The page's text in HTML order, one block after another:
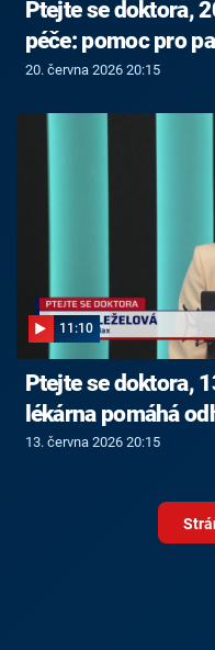
Ptejte se doktora,
péče: pomoc pro
20. června 2026 20:15
11:10
Ptejte se doktora,
lékárna pomáhá
13. června 2026 20:15